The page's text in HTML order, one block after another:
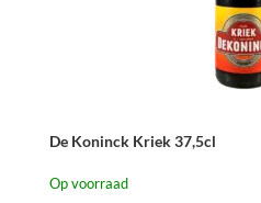
De Koninck Kriek 37,5cl
Op voorraad